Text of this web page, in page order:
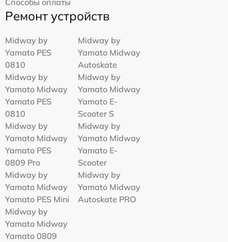
Способы оплаты
Ремонт устройств
Midway by
Yamato PES
0810
Midway by
Yamato Midway
Autoskate
Midway by
Yamato Midway
Yamato PES
0810
Midway by
Yamato Midway
Yamato E-
Scooter S
Midway by
Yamato Midway
Yamato PES
0809 Pro
Midway by
Yamato Midway
Yamato E-
Scooter
Midway by
Yamato Midway
Yamato PES Mini
Midway by
Yamato Midway
Autoskate PRO
Midway by
Yamato Midway
Yamato 0809